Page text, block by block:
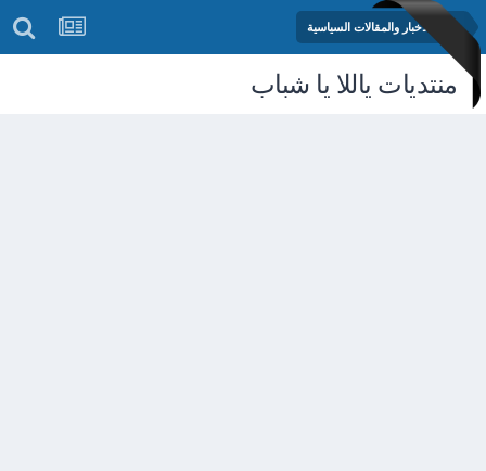
منتدى الأخبار والمقالات السياسية
منتديات ياللا يا شباب